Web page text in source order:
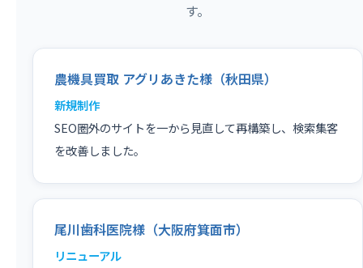
す。
農機具買取 アグリあきた様（秋田県）
新規制作
SEO圏外のサイトを一から見直して再構築し、検索集客
を改善しました。
尾川歯科医院様（大阪府箕面市）
リニューアル